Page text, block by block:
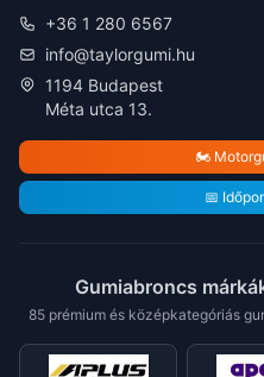
+36 1 280 6567
info@taylorgumi.hu
1194 Budapest
Méta utca 13.
🏍️
📅
Gumiabroncs
85 prémium és középkategóriás